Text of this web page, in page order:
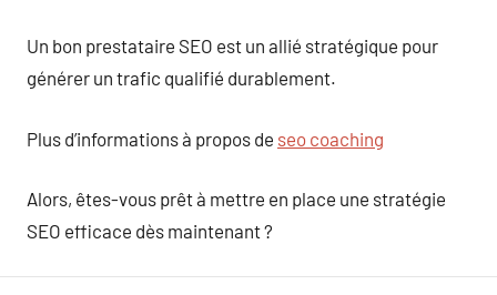
Un bon prestataire SEO est un allié stratégique pour
générer un trafic qualifié durablement.
Plus d’informations à propos de seo coaching
Alors, êtes-vous prêt à mettre en place une stratégie
SEO efficace dès maintenant ?